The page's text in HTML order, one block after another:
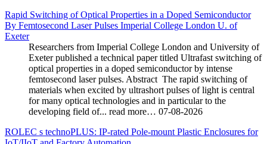
Rapid Switching of Optical Properties in a Doped Semiconductor
By Femtosecond Laser Pulses Imperial College London U. of
Exeter
Researchers from Imperial College London and University of
Exeter published a technical paper titled Ultrafast switching of
optical properties in a doped semiconductor by intense
femtosecond laser pulses. Abstract The rapid switching of
materials when excited by ultrashort pulses of light is central
for many optical technologies and in particular to the
developing field of... read more… 07-08-2026
ROLEC s technoPLUS: IP-rated Pole-mount Plastic Enclosures for